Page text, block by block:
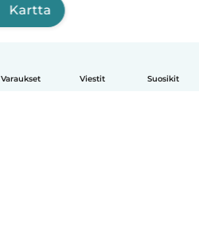
Varaukset Viestit Suosikit
Kartta